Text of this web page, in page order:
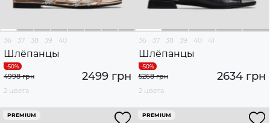
36 37 38 39 40
Шлёпанцы
2499 грн
4998 грн
2 цвета
36 37 38 39 40 41
Шлёпанцы
2634 грн
5268 грн
2 цвета
PREMIUM PREMIUM